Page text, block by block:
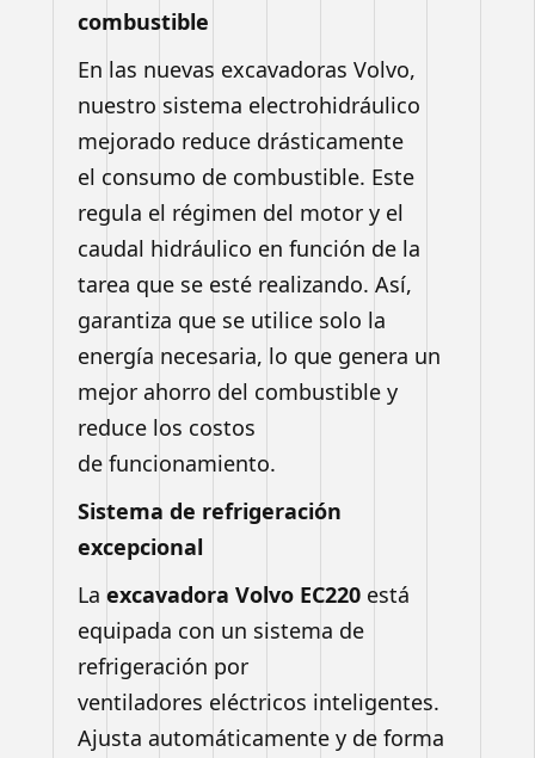
combustible
En las nuevas excavadoras Volvo,
nuestro sistema electrohidráulico
mejorado reduce drásticamente
el consumo de combustible. Este
regula el régimen del motor y el
caudal hidráulico en función de la
tarea que se esté realizando. Así,
garantiza que se utilice solo la
energía necesaria, lo que genera un
mejor ahorro del combustible y
reduce los costos
de funcionamiento.
Sistema de refrigeración
excepcional
La excavadora Volvo EC220está
equipada con un sistema de
refrigeración por
ventiladores eléctricos inteligentes.
Ajusta automáticamente y de forma